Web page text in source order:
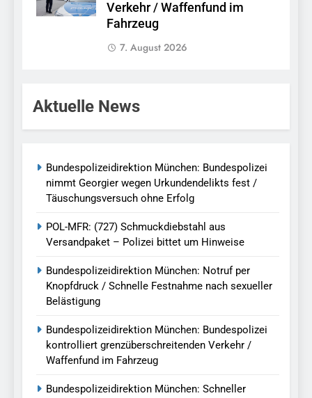
Verkehr / Waffenfund im
Fahrzeug
7. August 2026
Aktuelle News
Bundespolizeidirektion München: Bundespolizei
nimmt Georgier wegen Urkundendelikts fest /
Täuschungsversuch ohne Erfolg
POL-MFR: (727) Schmuckdiebstahl aus
Versandpaket – Polizei bittet um Hinweise
Bundespolizeidirektion München: Notruf per
Knopfdruck / Schnelle Festnahme nach sexueller
Belästigung
Bundespolizeidirektion München: Bundespolizei
kontrolliert grenzüberschreitenden Verkehr /
Waffenfund im Fahrzeug
Bundespolizeidirektion München: Schneller